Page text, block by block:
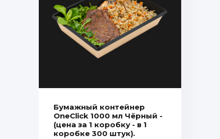
Бумажный контейнер
OneClick 1000 мл Чёрный -
(цена за 1 коробку - в 1
коробке 300 штук).